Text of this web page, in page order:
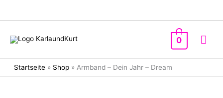
0
Startseite » Shop » Armband – Dein Jahr – Dream